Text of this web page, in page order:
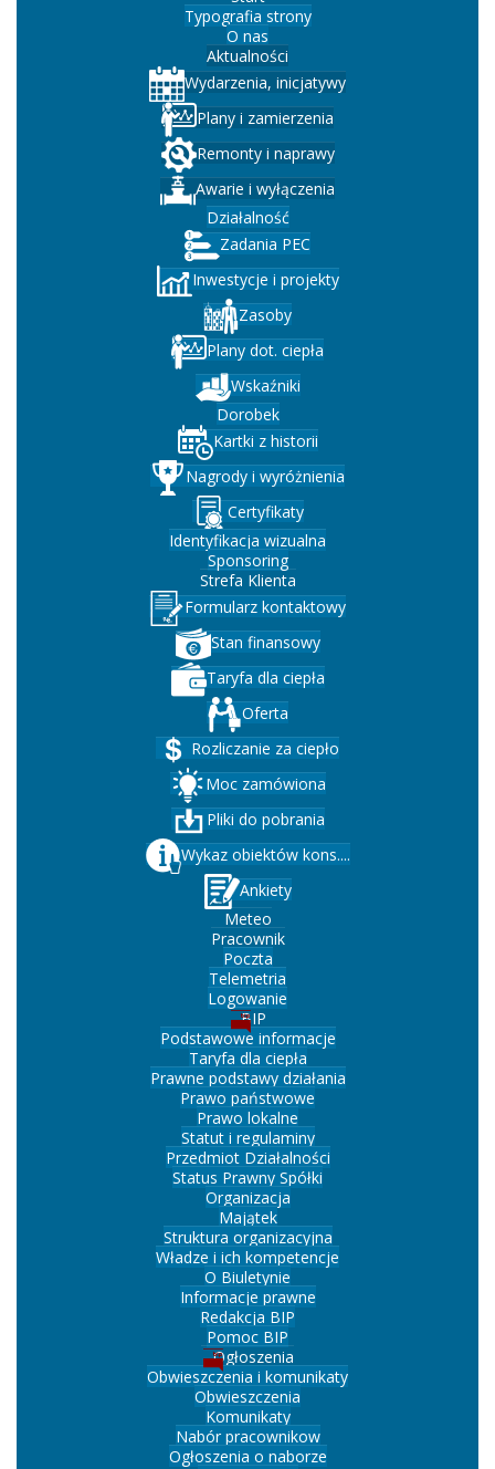
Typografia strony
O nas
Aktualności
Wydarzenia, inicjatywy
Plany i zamierzenia
Remonty i naprawy
Awarie i wyłączenia
Działalność
Zadania PEC
Inwestycje i projekty
Zasoby
Plany dot. ciepła
Wskaźniki
Dorobek
Kartki z historii
Nagrody i wyróżnienia
Certyfikaty
Identyfikacja wizualna
Sponsoring
Strefa Klienta
Formularz kontaktowy
Stan finansowy
Taryfa dla ciepła
Oferta
Rozliczanie za ciepło
Moc zamówiona
Pliki do pobrania
Wykaz obiektów kons....
Ankiety
Meteo
Pracownik
Poczta
Telemetria
Logowanie
BIP
Podstawowe informacje
Taryfa dla ciepła
Prawne podstawy działania
Prawo państwowe
Prawo lokalne
Statut i regulaminy
Przedmiot Działalności
Status Prawny Spółki
Organizacja
Majątek
Struktura organizacyjna
Władze i ich kompetencje
O Biuletynie
Informacje prawne
Redakcja BIP
Pomoc BIP
Ogłoszenia
Obwieszczenia i komunikaty
Obwieszczenia
Komunikaty
Nabór pracownikow
Ogłoszenia o naborze